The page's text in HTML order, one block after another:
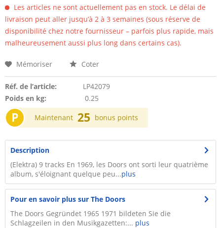
Les articles ne sont actuellement pas en stock. Le délai de
livraison peut aller jusqu’à 2 à 3 semaines (sous réserve de
disponibilité chez notre fournisseur – parfois plus rapide, mais
malheureusement aussi plus long dans certains cas).
Mémoriser Coter
Réf. de l’article:
LP42079
Poids en kg:
0.25
P Maintenant 25 bonus points
Description
(Elektra) 9 tracks En 1969, les Doors ont sorti leur quatrième
album, s'éloignant quelque peu...plus
Pour en savoir plus sur The Doors
The Doors Gegründet 1965 1971 bildeten Sie die
Schlagzeilen in den Musikgazetten:... plus